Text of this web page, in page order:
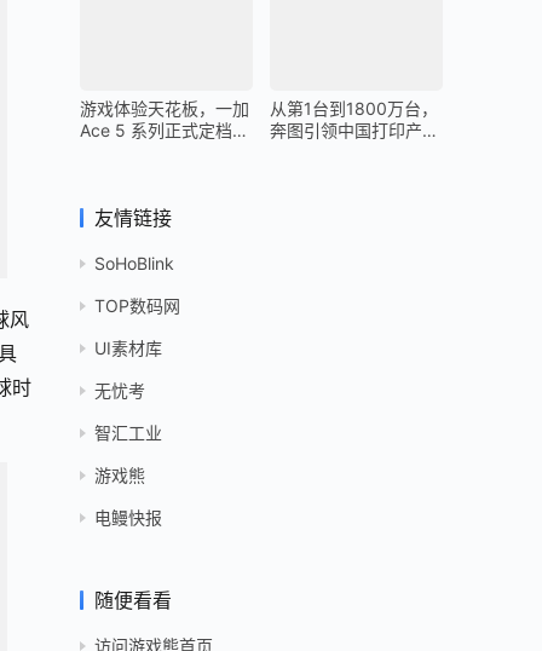
风
时
游戏体验天花板，一加
Ace 5 系列正式定档
从第1台到1800万台，
奔图引领中国打印产业
友情链接
SoHoBlink
TOP数码网
UI素材库
无忧考
智汇工业
游戏熊
电鳗快报
随便看看
访问游戏熊首页